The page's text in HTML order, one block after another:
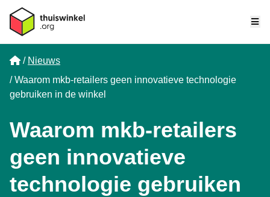
Home
Nieuws
Waarom mkb-retailers geen innovatieve technologie
gebruiken in de winkel
Waarom mkb-retailers
geen innovatieve
technologie gebruiken